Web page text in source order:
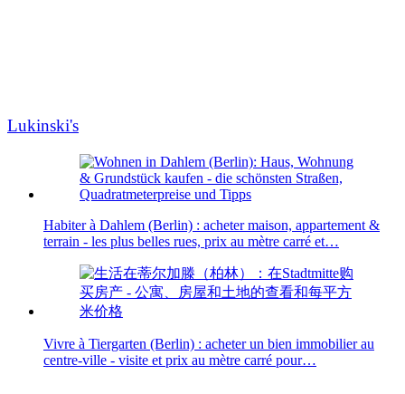
Lukinski's
Habiter à Dahlem (Berlin) : acheter maison, appartement &
terrain - les plus belles rues, prix au mètre carré et…
Vivre à Tiergarten (Berlin) : acheter un bien immobilier au
centre-ville - visite et prix au mètre carré pour…